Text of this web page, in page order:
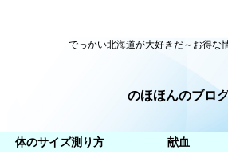
でっかい北海道が大好きだ～お得な
のほほんのブロ
体のサイズ測り方 献血